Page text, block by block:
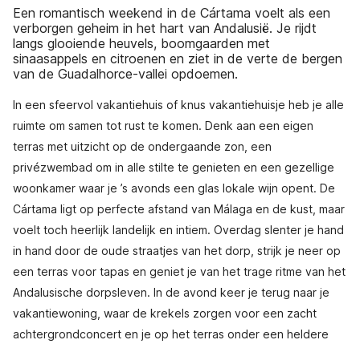
Een romantisch weekend in de Cártama voelt als een
verborgen geheim in het hart van Andalusië. Je rijdt
langs glooiende heuvels, boomgaarden met
sinaasappels en citroenen en ziet in de verte de bergen
van de Guadalhorce-vallei opdoemen.
In een sfeervol vakantiehuis of knus vakantiehuisje heb je alle
ruimte om samen tot rust te komen. Denk aan een eigen
terras met uitzicht op de ondergaande zon, een
privézwembad om in alle stilte te genieten en een gezellige
woonkamer waar je ’s avonds een glas lokale wijn opent. De
Cártama ligt op perfecte afstand van Málaga en de kust, maar
voelt toch heerlijk landelijk en intiem. Overdag slenter je hand
in hand door de oude straatjes van het dorp, strijk je neer op
een terras voor tapas en geniet je van het trage ritme van het
Andalusische dorpsleven. In de avond keer je terug naar je
vakantiewoning, waar de krekels zorgen voor een zacht
achtergrondconcert en je op het terras onder een heldere